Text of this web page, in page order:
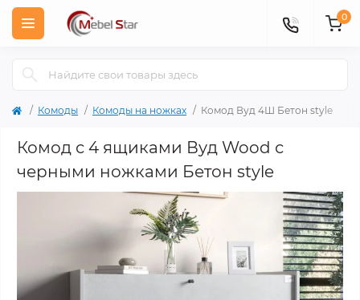
0
Комоды Комоды на ножках Комод Вуд 4Ш Бетон style
Комод с 4 ящиками Вуд Wood с
черными ножками Бетон style